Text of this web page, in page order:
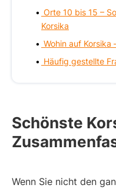
Orte 10 bis 15 –
Korsika
Wohin auf Korsika
Häufig gestellte
Schönste
Wenn Sie nicht den